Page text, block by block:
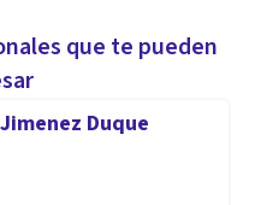
que te pueden
Duque